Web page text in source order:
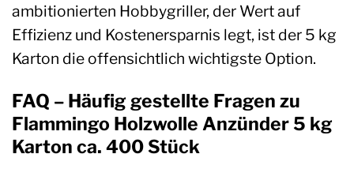
ambitionierten Hobbygriller, der Wert auf
Effizienz und Kostenersparnis legt, ist der 5 kg
Karton die offensichtlich wichtigste Option.
FAQ – Häufig gestellte Fragen zu
Flammingo Holzwolle Anzünder 5 kg
Karton ca. 400 Stück